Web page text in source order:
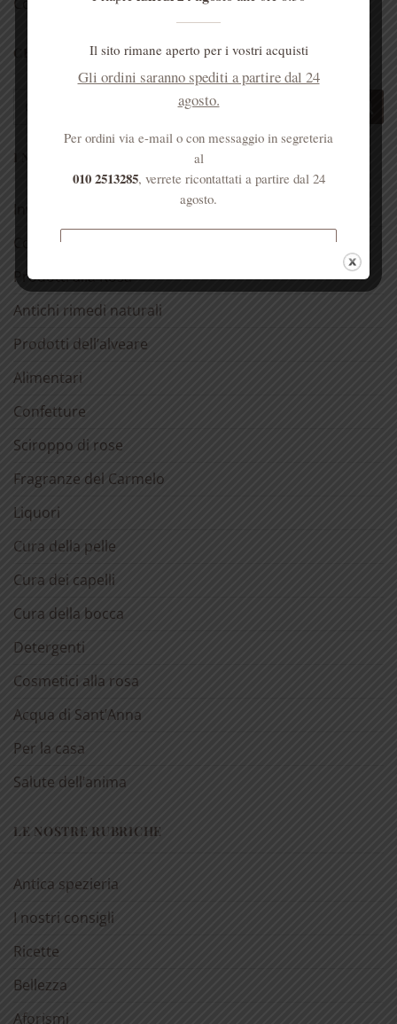
CERCA UN PRODOTTO
Confezioni regalo 🎁
Prodotti alla Rosa
Antichi rimedi naturali
Prodotti dell’alveare
Alimentari
Confetture
Sciroppo di rose
Fragranze del Carmelo
Liquori
Cura della pelle
Cura dei capelli
Cura della bocca
Detergenti
Cosmetici alla rosa
Acqua di Sant’Anna
Per la casa
Salute dell’anima
LE NOSTRE RUBRICHE
Antica spezieria
I nostri consigli
Ricette
Bellezza
Aforismi
Il sito rimane aperto per i vostri acquisti
Gli ordini saranno spediti a partire dal 24
agosto.
Per ordini via e-mail o con messaggio in segreteria
al
010 2513285, verrete ricontattati a partire dal 24
agosto.
superiori a € 50